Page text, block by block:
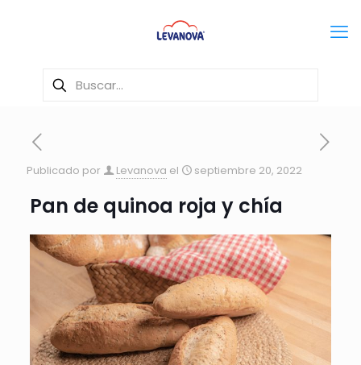
Publicado por Levanova el septiembre 20, 2022
Pan de quinoa roja y chía